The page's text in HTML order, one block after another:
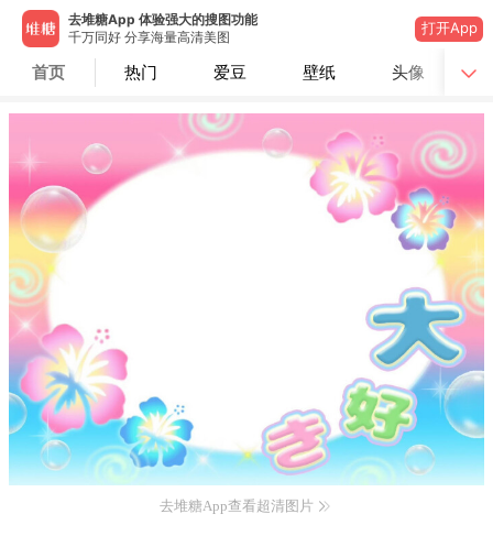
去堆糖App 体验强大的搜图功能
千万同好 分享海量高清美图
打开App
首页 热门 爱豆 壁纸 头像
去堆糖App查看超清图片